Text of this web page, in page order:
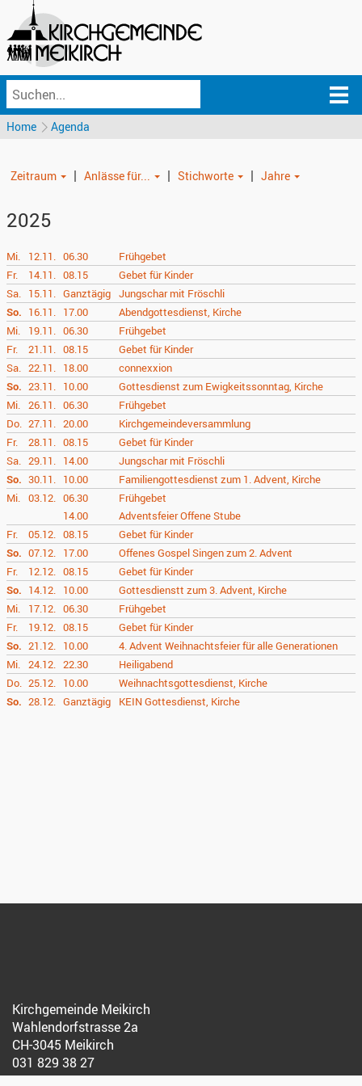
Home Agenda
Zeitraum | Anlässe für... | Stichworte | Jahre
2025
Mi. 12.11. 06.30
Frühgebet
Fr.
14.11. 08.15
Gebet für Kinder
Sa. 15.11. Ganztägig Jungschar mit Fröschli
So. 16.11. 17.00
Abendgottesdienst, Kirche
Mi.
19.11. 06.30
Frühgebet
Fr.
21.11. 08.15
Gebet für Kinder
Sa. 22.11. 18.00
connexxion
So. 23.11. 10.00
Gottesdienst zum Ewigkeitssonntag, Kirche
Mi. 26.11. 06.30
Frühgebet
Do. 27.11. 20.00
Kirchgemeindeversammlung
Fr.
28.11. 08.15
Gebet für Kinder
Sa. 29.11. 14.00
Jungschar mit Fröschli
So. 30.11. 10.00
Familiengottesdienst zum 1. Advent, Kirche
Mi. 03.12. 06.30
Frühgebet
14.00
Adventsfeier Offene Stube
Fr.
05.12. 08.15
Gebet für Kinder
So. 07.12. 17.00
Offenes Gospel Singen zum 2. Advent
Fr.
12.12. 08.15
Gebet für Kinder
So. 14.12. 10.00
Gottesdienstt zum 3. Advent, Kirche
Mi.
17.12. 06.30
Frühgebet
Fr.
19.12. 08.15
Gebet für Kinder
So. 21.12. 10.00
4. Advent Weihnachtsfeier für alle Generationen
Mi. 24.12. 22.30
Heiligabend
Do. 25.12. 10.00
Weihnachtsgottesdienst, Kirche
So. 28.12. Ganztägig KEIN Gottesdienst, Kirche
Kirchgemeinde Meikirch
Wahlendorfstrasse 2a
CH-3045 Meikirch
031 829 38 27